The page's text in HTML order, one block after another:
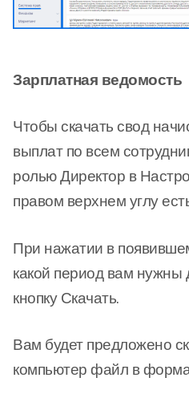
Зарплатная ведомость
Чтобы скачать свод
выплат по всем
ролью Директор в
правом верхнем углу
При нажатии в
какой период вам
кнопку Скачать.
Вам будет предложено
компьютер файл в